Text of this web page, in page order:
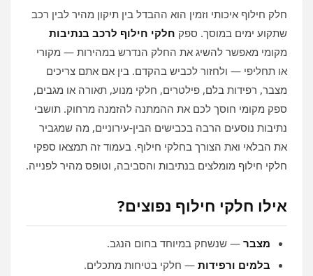
חלק חילוף איכותי וזמין הוא ההבדל בין תיקון מהיר לבין רכב
שתקוע ימים במוסך. ספק חלקי חילוף לרכב בנתיבות
מקומי מאפשר להשיג את החלק הנדרש במהירות — מקורי
או תחליפי — ולחזור לכביש בהקדם. בין אם אתם צריכים
מצבר, רפידות בלם, פילטרים, חלקי מנוע, תאורה או מגבים,
ספק מקומי חוסך לכם את ההמתנה להזמנה מרחוק. תושבי
נתיבות נוסעים הרבה בכבישים הבין‑עירוניים, מה שמגביר
את הבלאי ואת הצורך בחלקי חילוף. בעמוד זה תמצאו ספקי
חלקי חילוף מומלצים בנתיבות והסביבה, וטופס מהיר לפנייה.
אילו חלקי חילוף נפוצים?
מצבר — שנשחק במיוחד בחום הנגב.
בלמים ורפידות — חלקי בטיחות מתכלים.